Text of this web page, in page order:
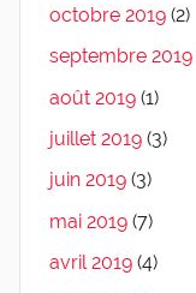
octobre 2019 (2)
septembre 2019
août 2019 (1)
juillet 2019 (3)
juin 2019 (3)
mai 2019 (7)
avril 2019 (4)